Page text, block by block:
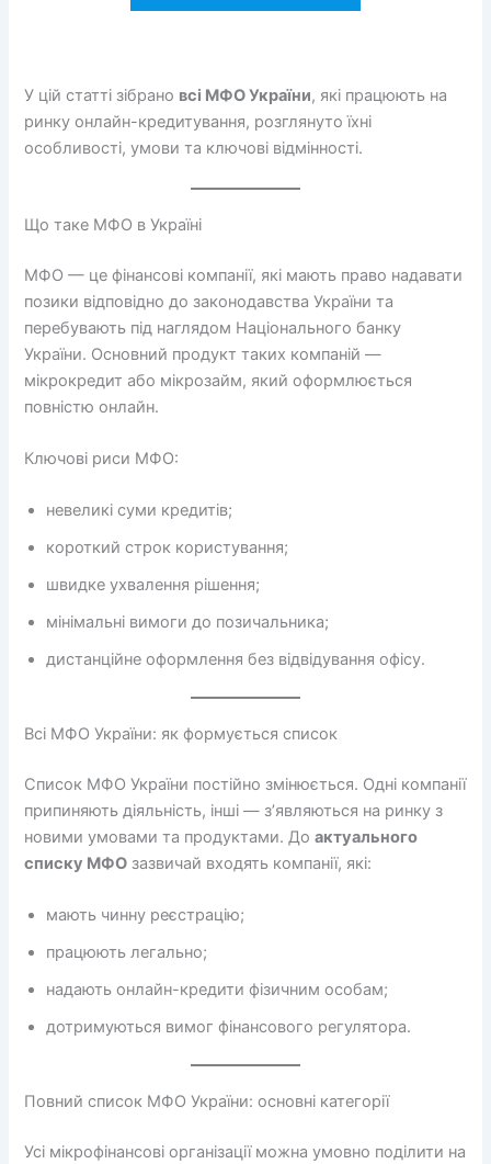
У цій статті зібрано всі МФО України, які працюють на
ринку онлайн-кредитування, розглянуто їхні
особливості, умови та ключові відмінності.
Що таке МФО в Україні
МФО — це фінансові компанії, які мають право надавати
позики відповідно до законодавства України та
перебувають під наглядом Національного банку
України. Основний продукт таких компаній —
мікрокредит або мікрозайм, який оформлюється
повністю онлайн.
Ключові риси МФО:
невеликі суми кредитів;
короткий строк користування;
швидке ухвалення рішення;
мінімальні вимоги до позичальника;
дистанційне оформлення без відвідування офісу.
Всі МФО України: як формується список
Список МФО України постійно змінюється. Одні компанії
припиняють діяльність, інші — з’являються на ринку з
новими умовами та продуктами. Доактуального
списку МФО зазвичай входять компанії, які:
мають чинну реєстрацію;
працюють легально;
надають онлайн-кредити фізичним особам;
дотримуються вимог фінансового регулятора.
Повний список МФО України: основні категорії
Усі мікрофінансові організації можна умовно поділити на